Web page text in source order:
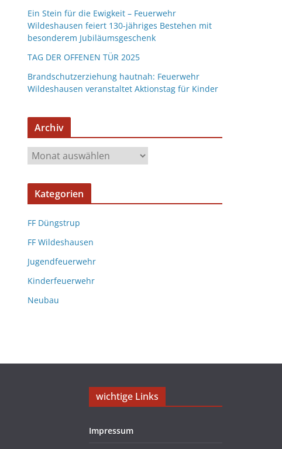
Ein Stein für die Ewigkeit – Feuerwehr
Wildeshausen feiert 130-jähriges Bestehen mit
besonderem Jubiläumsgeschenk
TAG DER OFFENEN TÜR 2025
Brandschutzerziehung hautnah: Feuerwehr
Wildeshausen veranstaltet Aktionstag für Kinder
Archiv
Kategorien
FF Düngstrup
FF Wildeshausen
Jugendfeuerwehr
Kinderfeuerwehr
Neubau
wichtige Links
Impressum